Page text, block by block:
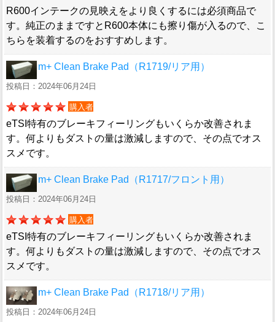
R600インテークの見映えをより良くするには必須商品で
す。純正のままですとR600本体にも擦り傷が入るので、こ
ちらを装着するのをおすすめします。
m+ Clean Brake Pad（R1719/リア用）
投稿日：2024年06月24日
購入者
eTSI特有のブレーキフィーリングもいくらか改善されま
す。何よりもダストの量は激減しますので、その点でオス
スメです。
m+ Clean Brake Pad（R1717/フロント用）
投稿日：2024年06月24日
購入者
eTSI特有のブレーキフィーリングもいくらか改善されま
す。何よりもダストの量は激減しますので、その点でオス
スメです。
m+ Clean Brake Pad（R1718/リア用）
投稿日：2024年06月24日